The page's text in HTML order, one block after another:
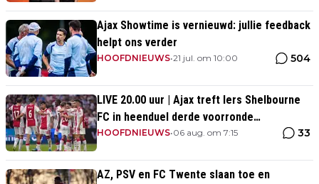
Ajax Showtime is vernieuwd: jullie feedback
helpt ons verder
HOOFDNIEUWS•21 jul. om 10:00 504
LIVE 20.00 uur | Ajax treft Iers Shelbourne
FC in heenduel derde voorronde
Conference League
HOOFDNIEUWS•06 aug. om 7:15 33
AZ, PSV en FC Twente slaan toe en